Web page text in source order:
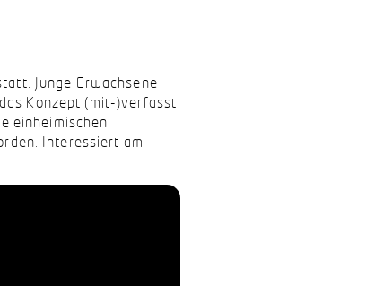
Junge Erwachsene
Konzept (mit-)verfasst
einheimischen
Interessiert am